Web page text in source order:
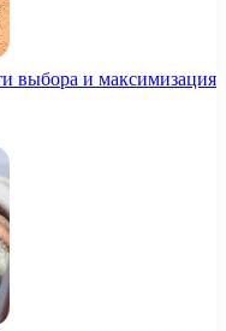
выбора и максимизация